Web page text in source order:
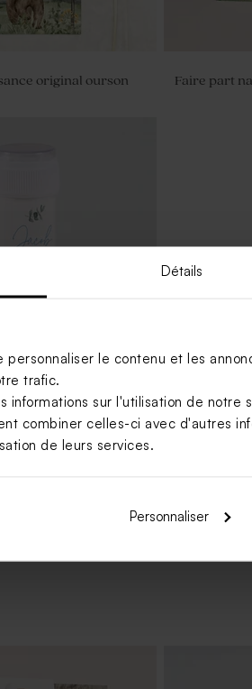
Détails
le contenu et les
trafic.
informations sur l'utilisation de notre
combiner celles-ci avec d'autres
de leurs services.
Personnaliser
original ourson Faire part
bulles ourson